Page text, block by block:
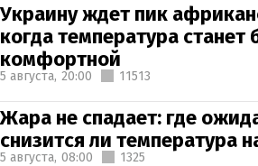
Украину ждет пик
когда температура станет
комфортной
5 августа, 20:00 11513
Жара не спадает: где
снизится ли температура
5 августа, 08:00 1325